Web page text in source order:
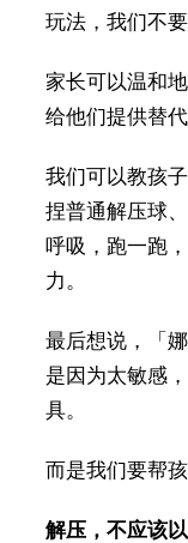
玩法，我们不
家长可以温和
给他们提供替
我们可以教孩
捏普通解压球
呼吸，跑一跑
力。
最后想说，「
是因为太敏感
具。
而是我们要帮
解压，不应该